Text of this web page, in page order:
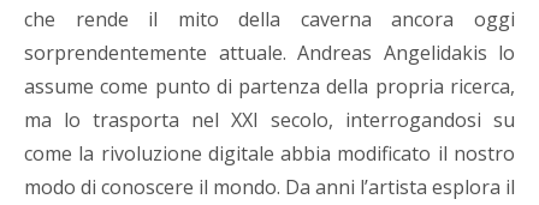
che rende il mito della caverna ancora oggi
sorprendentemente attuale. Andreas Angelidakis lo
assume come punto di partenza della propria ricerca,
ma lo trasporta nel XXI secolo, interrogandosi su
come la rivoluzione digitale abbia modificato il nostro
modo di conoscere il mondo. Da anni l’artista esplora il